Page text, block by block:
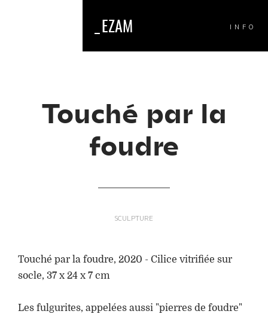
EZAM INFO
Touché par la
foudre
SCULPTURE
Touché par la foudre, 2020 - Cilice vitrifiée sur
socle, 37 x 24 x 7 cm
Les fulgurites, appelées aussi "pierres de foudre"